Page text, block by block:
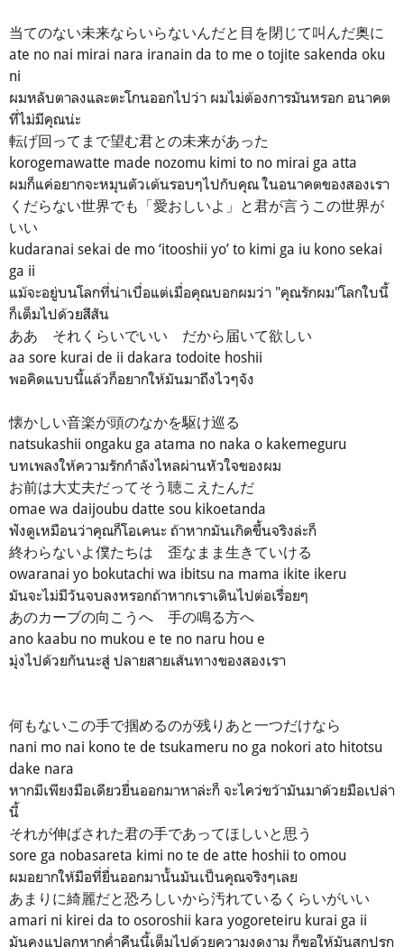
当てのない未来ならいらないんだと目を閉じて叫んだ奥に
ate no nai mirai nara iranain da to me o tojite sakenda oku
ni
ผมหลับตาลงและตะโกนออกไปว่า ผมไม่ต้องการมันหรอก อนาคต
ที่ไม่มีคุณน่ะ
転げ回ってまで望む君との未来があった
korogemawatte made nozomu kimi to no mirai ga atta
ผมก็แค่อยากจะหมุนตัวเต้นรอบๆไปกับคุณ ในอนาคตของสองเรา
くだらない世界でも「愛おしいよ」と君が言うこの世界が
いい
kudaranai sekai de mo ‘itooshii yo’ to kimi ga iu kono sekai
ga ii
แม้จะอยู่บนโลกที่น่าเบื่อแต่เมื่อคุณบอกผมว่า "คุณรักผม"โลกใบนี้
ก็เต็มไปด้วยสีสัน
ああ それくらいでいい だから届いて欲しい
aa sore kurai de ii dakara todoite hoshii
พอคิดแบบนี้แล้วก็อยากให้มันมาถึงไวๆจัง
懐かしい音楽が頭のなかを駆け巡る
natsukashii ongaku ga atama no naka o kakemeguru
บทเพลงให้ความรักกำลังไหลผ่านหัวใจของผม
お前は大丈夫だってそう聴こえたんだ
omae wa daijoubu datte sou kikoetanda
ฟังดูเหมือนว่าคุณก็โอเคนะ ถ้าหากมันเกิดขึ้นจริงล่ะก็
終わらないよ僕たちは 歪なまま生きていける
owaranai yo bokutachi wa ibitsu na mama ikite ikeru
มันจะไม่มีวันจบลงหรอกถ้าหากเราเดินไปต่อเรื่อยๆ
あのカーブの向こうへ 手の鳴る方へ
ano kaabu no mukou e te no naru hou e
มุ่งไปด้วยกันนะสู่ ปลายสายเส้นทางของสองเรา
何もないこの手で掴めるのが残りあと一つだけなら
nani mo nai kono te de tsukameru no ga nokori ato hitotsu
dake nara
หากมีเพียงมือเดียวยื่นออกมาหาล่ะก็ จะไคว่ขว้ามันมาด้วยมือเปล่า
นี้
それが伸ばされた君の手であってほしいと思う
sore ga nobasareta kimi no te de atte hoshii to omou
ผมอยากให้มือที่ยื่นออกมานั้นมันเป็นคุณจริงๆเลย
あまりに綺麗だと恐ろしいから汚れているくらいがいい
amari ni kirei da to osoroshii kara yogoreteiru kurai ga ii
มันคงแปลกหากค่ำคืนนี้เต็มไปด้วยความงดงาม ก็ขอให้มันสกปรก